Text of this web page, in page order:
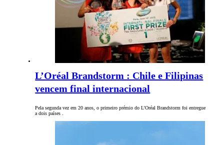
L’Oréal Brandstorm : Chile e Filipinas
vencem final internacional
Pela segunda vez em 20 anos, o primeiro prémio do L’Oréal Brandstorm foi entregue
a dois países .